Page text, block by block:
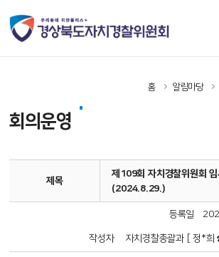
홈 알림마당
회의운영
제목
제109회 자치경찰위원회
(2024.8.29.)
등록일
작성자 자치경찰총괄과 [ 정*